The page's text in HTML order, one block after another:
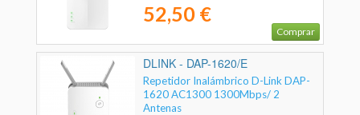
52,50 €
Comprar
DLINK - DAP-1620/E
Repetidor Inalámbrico D-Link DAP-
1620 AC1300 1300Mbps/ 2
Antenas